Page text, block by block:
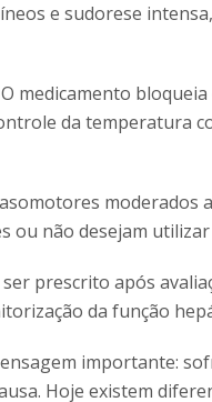
e sudorese
medicamento
da temperatura
moderados
ou não desejam
prescrito após
da função
importante:
Hoje existem